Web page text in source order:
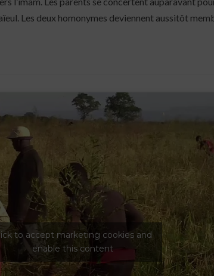
Les deux homonymes deviennent aussitôt
to accept marketing cookies and
enable this content